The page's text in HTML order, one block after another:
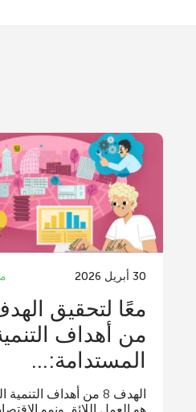
30 أبريل 2026
من أهداف
المستدامة:...
الهدف 8 من أهداف